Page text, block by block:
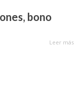
bono
Leer más